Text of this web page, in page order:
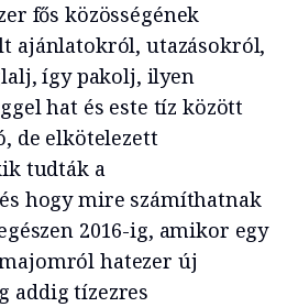
fős közösségének
ajánlatokról, utazásokról,
így pakolj, ilyen
hat és este tíz között
de elkötelezett
tudták a
hogy mire számíthatnak
2016-ig, amikor egy
hatezer új
addig tízezres